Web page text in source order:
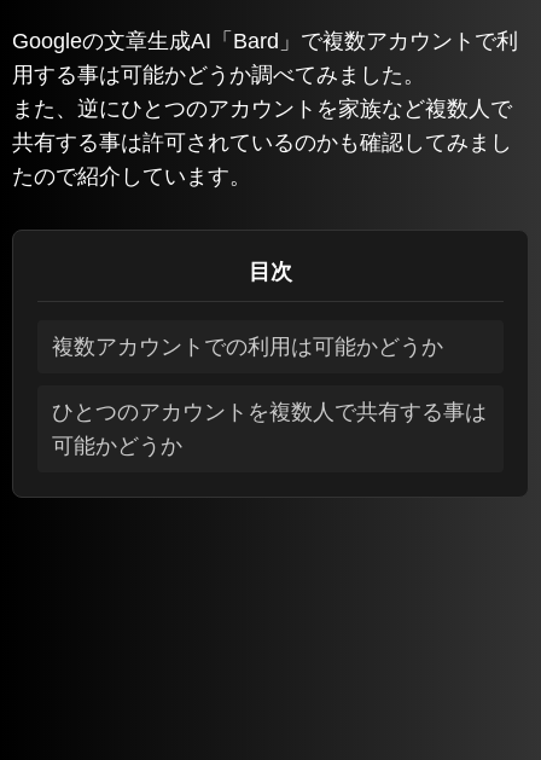
Googleの文章生成AI「Bard」で複数アカウントで利
用する事は可能かどうか調べてみました。
また、逆にひとつのアカウントを家族など複数人で
共有する事は許可されているのかも確認してみまし
たので紹介しています。
目次
複数アカウントでの利用は可能かどうか
ひとつのアカウントを複数人で共有する事は
可能かどうか